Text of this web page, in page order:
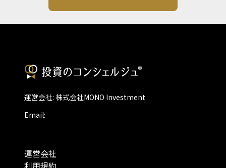
運営会社: 株式会社MONO Investment
Email:
運営会社
利用規約